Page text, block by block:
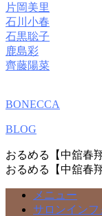
片岡美里
石川小春
石黒聡子
鹿島彩
齊藤陽菜
BONECCA
BLOG
おるめる【中舘春翔
おるめる【中舘春翔
メニュー
サロンイン